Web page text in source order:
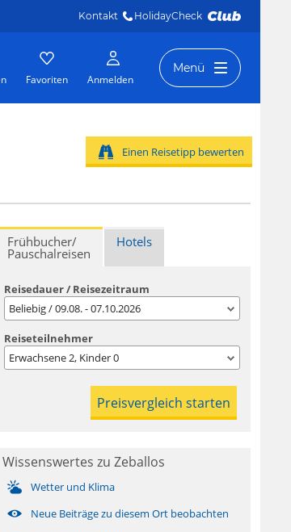
Kontakt HolidayCheck
Favoriten Anmelden
Menü
Einen Reisetipp bewerten
Frühbucher/
Pauschalreisen
Hotels
Reisedauer / Reisezeitraum
Beliebig / 09.08. - 07.10.2026
Reiseteilnehmer
Erwachsene2, Kinder0
Wissenswertes zu Zeballos
Wetter und Klima
Neue Beiträge zu diesem Ort beobachten